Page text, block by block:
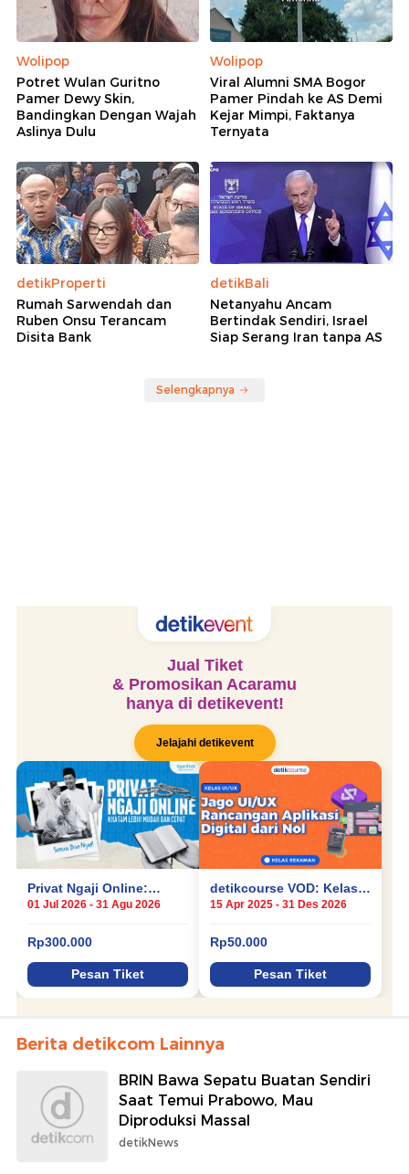
Wolipop
Potret Wulan Guritno
Pamer Dewy Skin,
Bandingkan Dengan Wajah
Aslinya Dulu
Wolipop
Viral Alumni SMA Bogor
Pamer Pindah ke AS Demi
Kejar Mimpi, Faktanya
Ternyata
detikProperti
Rumah Sarwendah dan
Ruben Onsu Terancam
Disita Bank
detikBali
Netanyahu Ancam
Bertindak Sendiri, Israel
Siap Serang Iran tanpa AS
Selengkapnya
Berita detikcom Lainnya
BRIN Bawa Sepatu Buatan Sendiri
Saat Temui Prabowo, Mau
Diproduksi Massal
detikNews